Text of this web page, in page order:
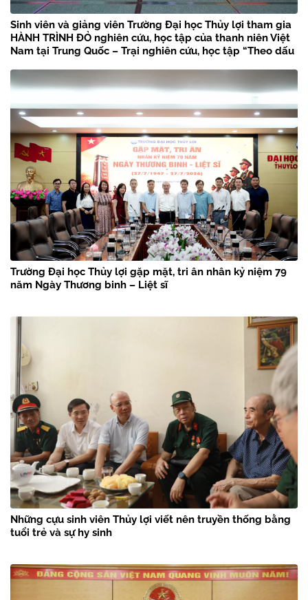
Sinh viên và giảng viên Trường Đại học Thủy lợi tham gia
HÀNH TRÌNH ĐỎ nghiên cứu, học tập của thanh niên Việt
Nam tại Trung Quốc – Trại nghiên cứu, học tập “Theo dấu
Trường Đại học Thủy lợi gặp mặt, tri ân nhân kỷ niệm 79
năm Ngày Thương binh – Liệt sĩ
Những cựu sinh viên Thủy lợi viết nên truyền thống bằng
tuổi trẻ và sự hy sinh